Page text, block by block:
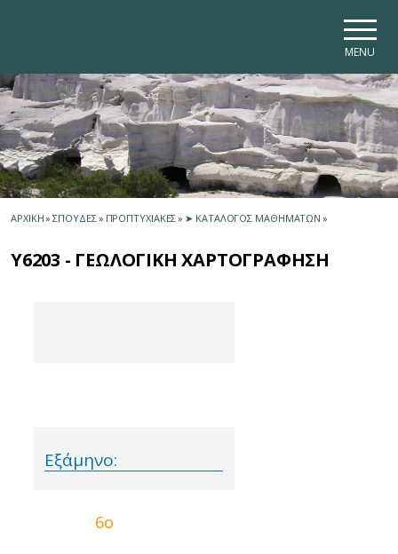
MENU
ΑΡΧΙΚΗ» ΣΠΟΥΔΕΣ» ΠΡΟΠΤΥΧΙΑΚΕΣ» ➤ ΚΑΤΑΛΟΓΟΣ ΜΑΘΗΜΑΤΩΝ »
Υ6203 - ΓΕΩΛΟΓΙΚΗ ΧΑΡΤΟΓΡΑΦΗΣΗ
Εξάμηνο:
6ο